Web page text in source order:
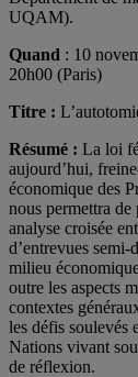
UQAM).
Quand : 10
20h00 (Paris)
Titre :
Résumé : La loi
aujourd’hui,
économique des
nous permettra de
analyse croisée
d’entrevues semi-
milieu
outre les aspects
contextes
les défis soulevés
Nations vivant
de réflexion.